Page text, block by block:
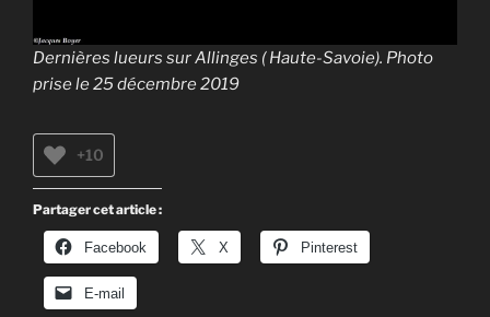
Dernières lueurs sur Allinges ( Haute-Savoie). Photo
prise le 25 décembre 2019
+10
Partager cet article :
Facebook X Pinterest
E-mail